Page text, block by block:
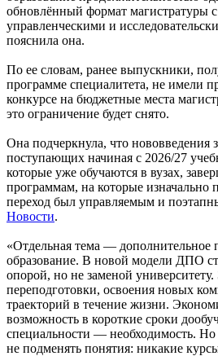
обновлённый формат магистратуры
управленческими и
пояснила она.
По ее словам, ранее выпускники,
программе специалитета, не имели
конкурсе на бюджетные места
это ограничение будет снято.
Она подчеркнула, что нововведения
поступающих начиная с 2026/27
которые уже обучаются в вузах,
программам, на которые изначально
переход был управляемым и
Новости.
«Отдельная тема — дополнительное
образование. В новой модели ДПО
опорой, но не заменой
переподготовки, освоения новых
траекторий в течение жизни.
возможность в короткие сроки
специальности — необходимость.
не подменять понятия: никакие